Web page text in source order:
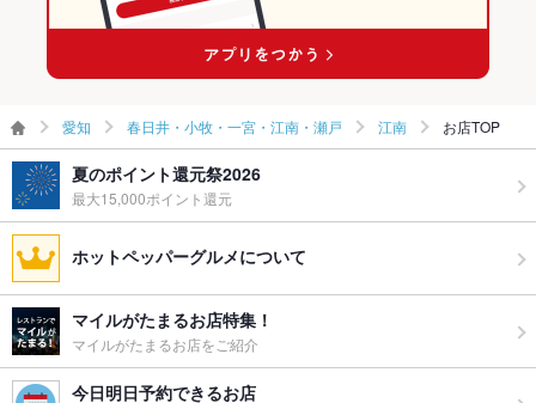
愛知 春日井・小牧・一宮・江南・瀬戸 江南 お店TOP
夏のポイント還元祭2026
最大15,000ポイント還元
ホットペッパーグルメについて
マイルがたまるお店特集！
マイルがたまるお店をご紹介
今日明日予約できるお店